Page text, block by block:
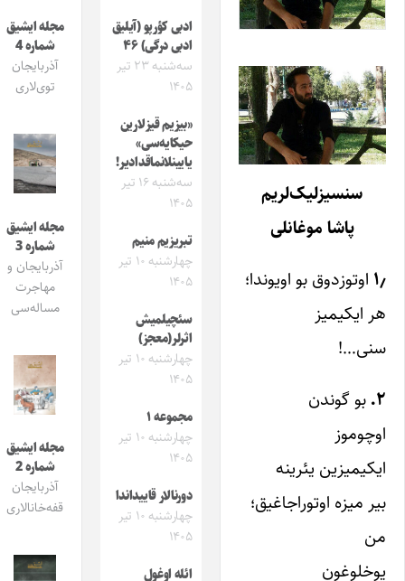
سنسیزلیک‌لریم
پاشا موغانلی
۱٫اوتوزدوق بو اویوندا؛
هر ایکیمیز
سنی…!
بو گوندن
اوچوموز
ایکیمیزین یئرینه
بیر میزه اوتوراجاغیق؛
من
یوخلوغون
ادبی کؤرپو (آیلیق
ادبی درگی) ۴۶
سه‌شنبه ۲۳ تیر
۱۴۰۵
«بیزیم قیزلارین
حیکایه‌سی»
یایینلانماقدادیر!
سه‌شنبه ۱۶ تیر
۱۴۰۵
تبریزیم منیم
چهارشنبه ۱۰ تیر
۱۴۰۵
سئچیلمیش
اثرلر(معجز)
چهارشنبه ۱۰ تیر
۱۴۰۵
مجموعه ۱
چهارشنبه ۱۰ تیر
۱۴۰۵
دورنالار قاییداندا
چهارشنبه ۱۰ تیر
۱۴۰۵
ائله اوغول
مجله ایشیق
شماره 4
آذربایجان
توی‌لاری
مجله ایشیق
شماره 3
آذربایجان و
مهاجرت
مساله‌سی
مجله ایشیق
شماره 2
آذربایجان
قفه‌خانالاری